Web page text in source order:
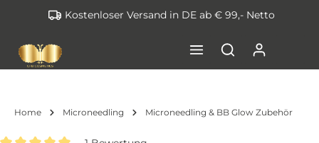
springenKostenloser Versand in DE ab € 99,- Netto
Home Microneedling Microneedling & BB Glow Zubehör